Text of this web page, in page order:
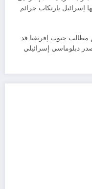
إسرائيل بارتكاب جرائم
مطالب جنوب إفريقيا قد
دبلوماسي إسرائيلي